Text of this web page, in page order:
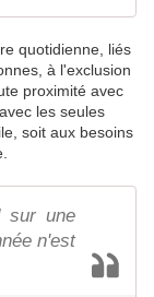
quotidienne, liés
à l'exclusion
proximité avec
les seules
soit aux besoins
sur une
n'est